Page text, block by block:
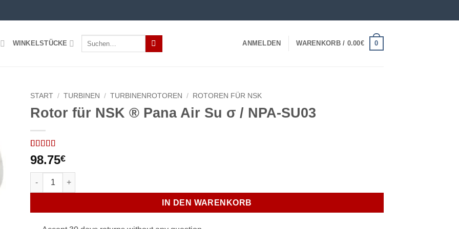
WINKELSTÜCKE ANMELDEN WARENKORB / 0.00€ 0
START / TURBINEN / TURBINENROTOREN / ROTOREN FÜR NSK
Rotor für NSK ® Pana Air Su σ / NPA-SU03
Bewertet
mit5 von 5,
basierend
3
98.75€
Rotor für NSK ® Pana Air Su σ / NPA-SU03 Menge
IN DEN WARENKORB